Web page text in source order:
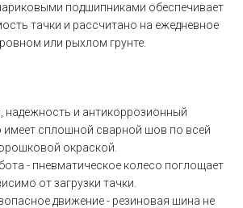
подшипниками обеспечивает
тачки и рассчитано на ежедневное
или рыхлом грунте.
надежность и антикоррозионный
имеет сплошной сварной шов по всей
окраской.
- пневматическое колесо поглощает
от загрузки тачки.
движение - резиновая шина не